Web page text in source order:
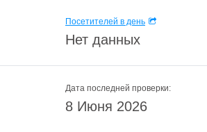
Посетителей в день
Нет данных
Дата последней проверки:
8 Июня 2026